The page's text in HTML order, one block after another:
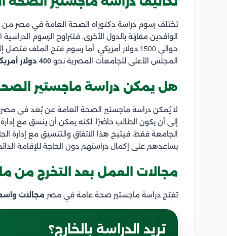
تختلف رسوم دراسة دكتوراه الصحة العامة في مصر من
الوافدين مقارنة بالدول الأخرى، فتتراوح الرسوم الدراسية
حوالي 1500 دولار أمريكي، أما رسوم فتح الملف فتصل إلى
المجلس الأعلى للجامعات المصرية نحو
هل يمكن دراسة ماجستير
لا يُمكن دراسة ماجستير الصحة العامة عن بُعد في
إلى أن يكون الطالب حاضرًا، لكنه يمكن أن ينسق مع
الجامعة فقط، فيتيح هذا الاتفاق والتنسيق مع إدارة
يساعدهم على إكمال دراستهم دون الحاجة للإقامة
مجالات العمل بعد التخرج من
تفتح دراسة ماجستير صحة عامة في مصر مجالات
تريد الدراسة بالخارج؟